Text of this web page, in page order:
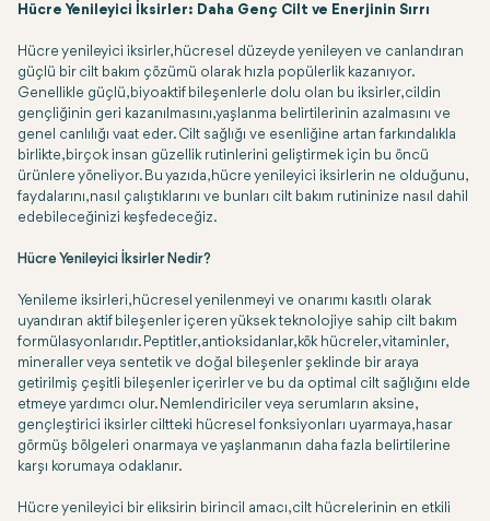
Hücre Yenileyici İksirler: Daha Genç Cilt ve Enerjinin Sırrı
Hücre yenileyici iksirler, hücresel düzeyde yenileyen ve canlandıran
güçlü bir cilt bakım çözümü olarak hızla popülerlik kazanıyor.
Genellikle güçlü, biyoaktif bileşenlerle dolu olan bu iksirler, cildin
gençliğinin geri kazanılmasını, yaşlanma belirtilerinin azalmasını ve
genel canlılığı vaat eder. Cilt sağlığı ve esenliğine artan farkındalıkla
birlikte, birçok insan güzellik rutinlerini geliştirmek için bu öncü
ürünlere yöneliyor. Bu yazıda, hücre yenileyici iksirlerin ne olduğunu,
faydalarını, nasıl çalıştıklarını ve bunları cilt bakım rutininize nasıl dahil
edebileceğinizi keşfedeceğiz.
Hücre Yenileyici İksirler Nedir?
Yenileme iksirleri, hücresel yenilenmeyi ve onarımı kasıtlı olarak
uyandıran aktif bileşenler içeren yüksek teknolojiye sahip cilt bakım
formülasyonlarıdır. Peptitler, antioksidanlar, kök hücreler, vitaminler,
mineraller veya sentetik ve doğal bileşenler şeklinde bir araya
getirilmiş çeşitli bileşenler içerirler ve bu da optimal cilt sağlığını elde
etmeye yardımcı olur. Nemlendiriciler veya serumların aksine,
gençleştirici iksirler ciltteki hücresel fonksiyonları uyarmaya, hasar
görmüş bölgeleri onarmaya ve yaşlanmanın daha fazla belirtilerine
karşı korumaya odaklanır.
Hücre yenileyici bir eliksirin birincil amacı, cilt hücrelerinin en etkili